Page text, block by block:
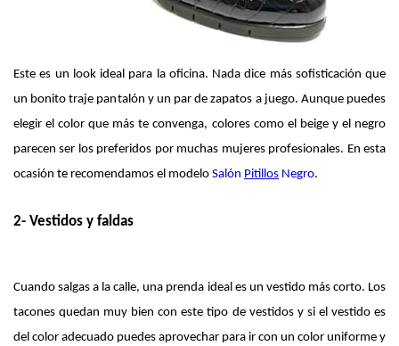
Este es un look ideal para la oficina. Nada dice más sofisticación que
un bonito traje pantalón y un par de zapatos a juego. Aunque puedes
elegir el color que más te convenga, colores como el beige y el negro
parecen ser los preferidos por muchas mujeres profesionales. En esta
ocasión te recomendamos el modelo Salón Pitillos Negro.
2- Vestidos y faldas
Cuando salgas a la calle, una prenda ideal es un vestido más corto. Los
tacones quedan muy bien con este tipo de vestidos y si el vestido es
del color adecuado puedes aprovechar para ir con un color uniforme y